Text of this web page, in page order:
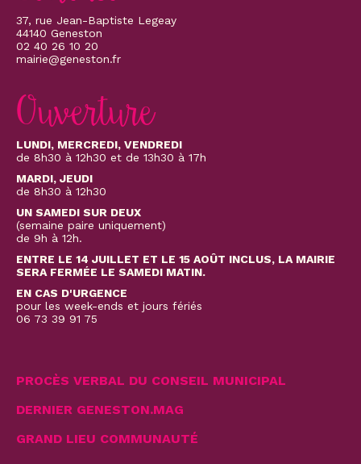
37, rue Jean-Baptiste Legeay
44140 Geneston
02 40 26 10 20
mairie@geneston.fr
Ouverture
LUNDI, MERCREDI, VENDREDI
de 8h30 à 12h30 et de 13h30 à 17h
MARDI, JEUDI
de 8h30 à 12h30
UN SAMEDI SUR DEUX
(semaine paire uniquement)
de 9h à 12h.
ENTRE LE 14 JUILLET ET LE 15 AOÛT INCLUS, LA MAIRIE
SERA FERMÉE LE SAMEDI MATIN.
EN CAS D'URGENCE
pour les week-ends et jours fériés
06 73 39 91 75
PROCÈS VERBAL DU CONSEIL MUNICIPAL
DERNIER GENESTON.MAG
GRAND LIEU COMMUNAUTÉ